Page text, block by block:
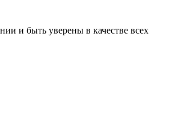
и быть уверены в качестве всех